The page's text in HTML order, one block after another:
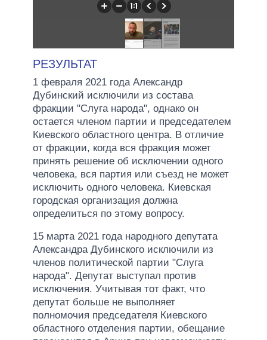
РЕЗУЛЬТАТ
1 февраля 2021 года Александр
Дубинский исключили из состава
фракции "Слуга народа", однако он
остается членом партии и председателем
Киевского областного центра. В отличие
от фракции, когда вся фракция может
принять решение об исключении одного
человека, вся партия или съезд не может
исключить одного человека. Киевская
городская организация должна
определиться по этому вопросу.
15 марта 2021 года народного депутата
Александра Дубинского исключили из
членов политической партии "Слуга
народа". Депутат выступал против
исключения. Учитывая тот факт, что
депутат больше не выполняет
полномочия председателя Киевского
областного отделения партии, обещание